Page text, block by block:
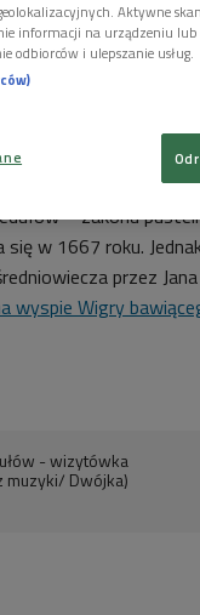
– zakonu
w 1667 roku.
przez
wyspie Wigry
- wizytówka
muzyki/ Dwójka)
Aktywne
informacji na urządzeniu
odbiorców i ulepszanie usług.